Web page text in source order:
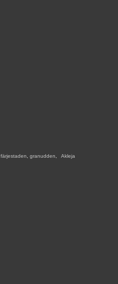
färjestaden granudden Akleja